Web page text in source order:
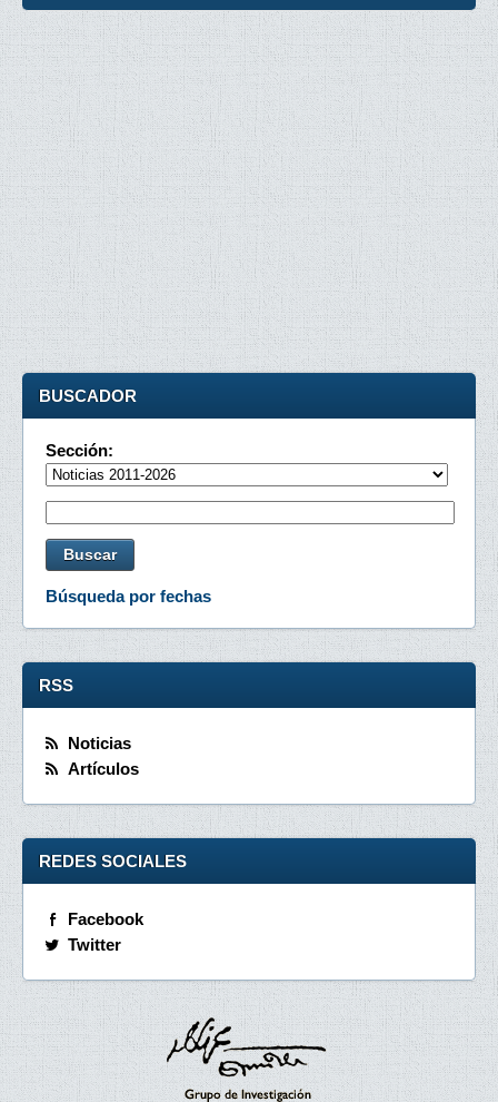
BUSCADOR
Sección:
Búsqueda por fechas
RSS
Noticias
Artículos
REDES SOCIALES
Facebook
Twitter